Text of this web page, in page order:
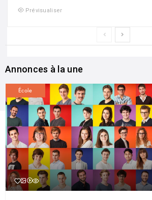
Prévisualiser
Annonces à la une
École